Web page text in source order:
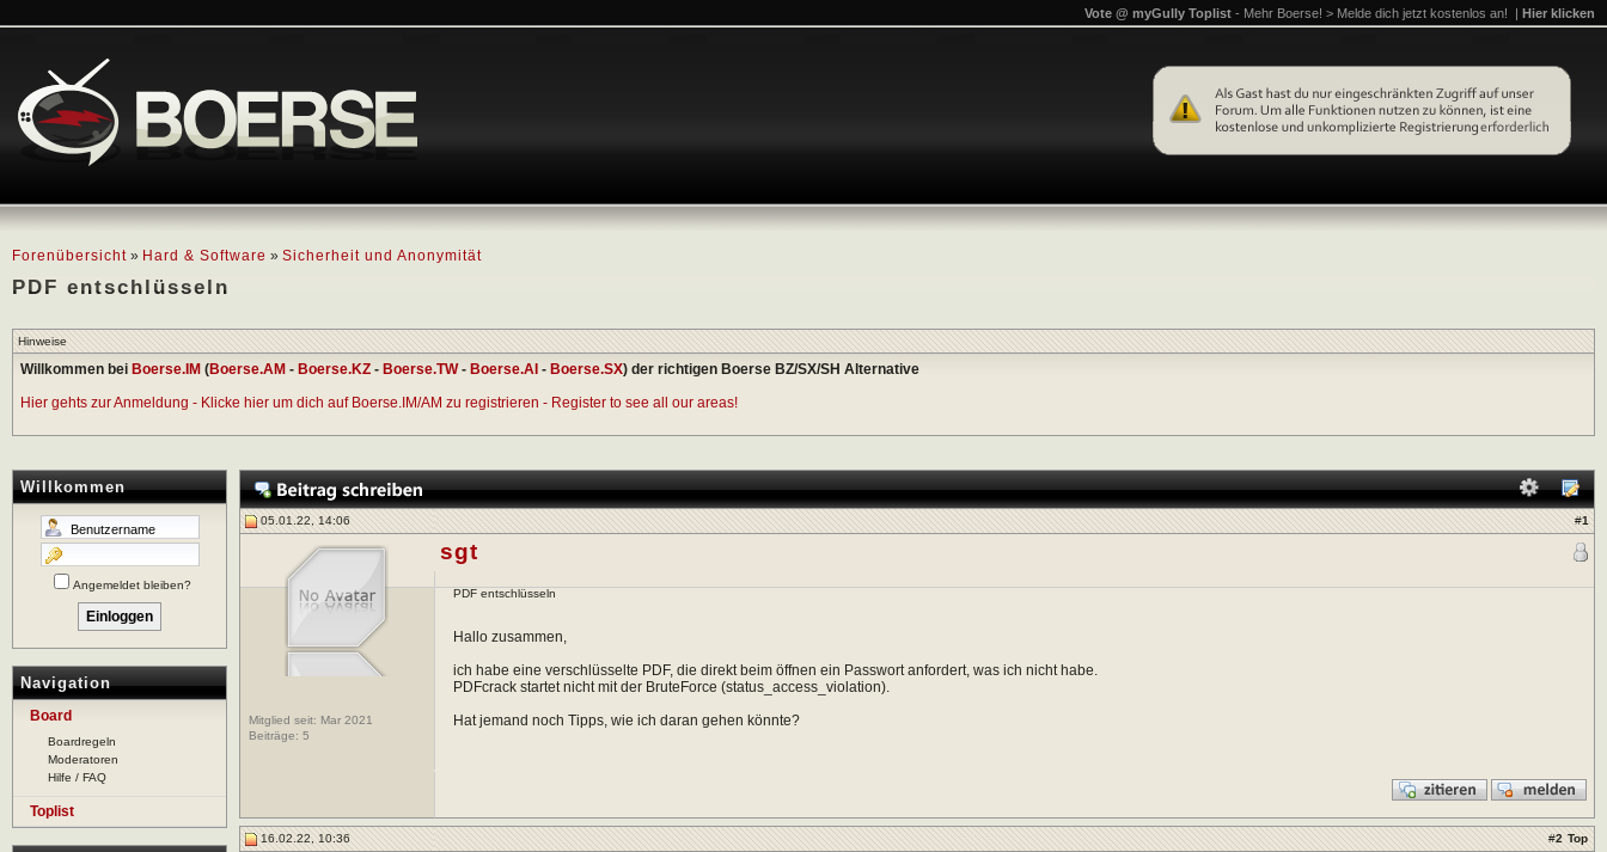
Forenübersicht » Hard & Software » Sicherheit und Anonymität
PDF entschlüsseln
Vote @ myGully Toplist - Mehr Boerse! > Melde dich jetzt kostenlos an! | Hier klicken
Hinweise
Willkommen bei Boerse.IM (Boerse.AM - Boerse.KZ - Boerse.TW- Boerse.AI - Boerse.SX) der richtigen Boerse BZ/SX/SH Alternative
Hier gehts zur Anmeldung - Klicke hier um dich auf Boerse.IM/AM zu registrieren - Register to see all our areas!
Willkommen
Angemeldet bleiben?
Navigation
Board
Boardregeln
Moderatoren
Hilfe / FAQ
Toplist
05.01.22, 14:06 #1
Mitglied seit: Mar 2021
Beiträge: 5
sgt
PDF entschlüsseln
Hallo zusammen,
ich habe eine verschlüsselte PDF, die direkt beim öffnen ein Passwort anfordert, was ich nicht habe.
PDFcrack startet nicht mit der BruteForce (status_access_violation).
Hat jemand noch Tipps, wie ich daran gehen könnte?
16.02.22, 10:36 #2 Top